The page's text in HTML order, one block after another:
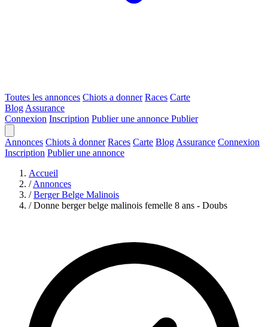
Toutes les annonces Chiots a donner Races Carte
Blog Assurance
Connexion Inscription Publier une annonce Publier
Annonces Chiots à donner Races Carte Blog Assurance Connexion
Inscription Publier une annonce
Accueil
/ Annonces
/ Berger Belge Malinois
/ Donne berger belge malinois femelle 8 ans - Doubs